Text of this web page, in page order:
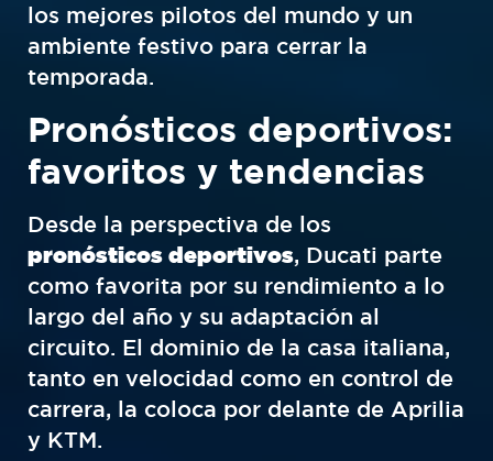
los mejores pilotos del mundo y un
ambiente festivo para cerrar la
temporada.
Pronósticos deportivos:
favoritos y tendencias
Desde la perspectiva de los
pronósticos deportivos, Ducati parte
como favorita por su rendimiento a lo
largo del año y su adaptación al
circuito. El dominio de la casa italiana,
tanto en velocidad como en control de
carrera, la coloca por delante de Aprilia
y KTM.